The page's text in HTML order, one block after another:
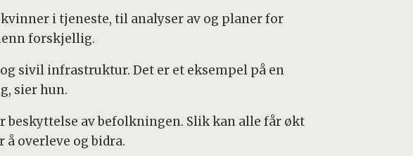
i tjeneste, til analyser av og planer for
forskjellig.
sivil infrastruktur. Det er et eksempel på en
sier hun.
av befolkningen. Slik kan alle får økt
overleve og bidra.